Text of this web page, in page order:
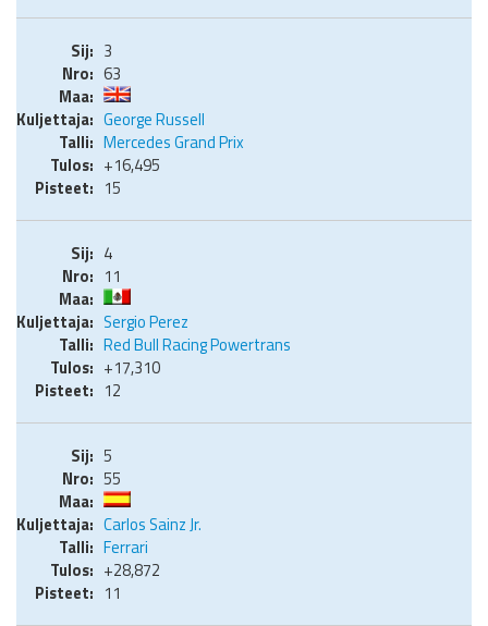
3
63
George Russell
Mercedes Grand Prix
+16,495
15
4
11
Sergio Perez
Red Bull Racing Powertrans
+17,310
12
5
55
Carlos Sainz Jr.
Ferrari
+28,872
11